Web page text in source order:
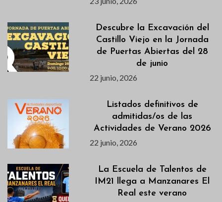
Descubre la Excavación del
Castillo Viejo en la Jornada
de Puertas Abiertas del 28
de junio
22 junio, 2026
Listados definitivos de
admitidas/os de las
Actividades de Verano 2026
22 junio, 2026
La Escuela de Talentos de
IM21 llega a Manzanares El
Real este verano